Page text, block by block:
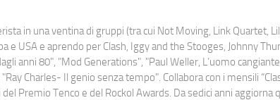
in una ventina di gruppi (tra cui Not Moving, Link Quartet,
e USA e aprendo per Clash, Iggy and the Stooges, Johnny
anni 80", "Mod Generations", "Paul Weller, L’uomo
Charles- Il genio senza tempo". Collabora con i mensili
Premio Tenco e del Rockol Awards. Da sedici anni aggiorna